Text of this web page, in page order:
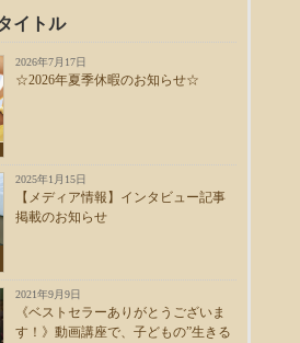
イトル
2026年7月17日
☆2026年夏季休暇のお知らせ☆
2025年1月15日
【メディア情報】インタビュー記事
掲載のお知らせ
2021年9月9日
《ベストセラーありがとうございま
す！》動画講座で、子どもの”生きる